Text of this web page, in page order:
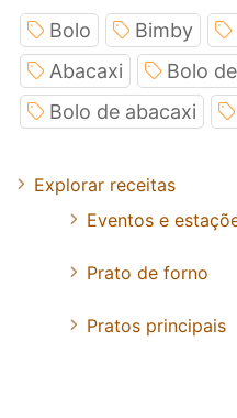
Bolo Bimby
Abacaxi
Bolo
Bolo de abacaxi
Explorar receitas
Eventos e
Prato de forno
Pratos principais